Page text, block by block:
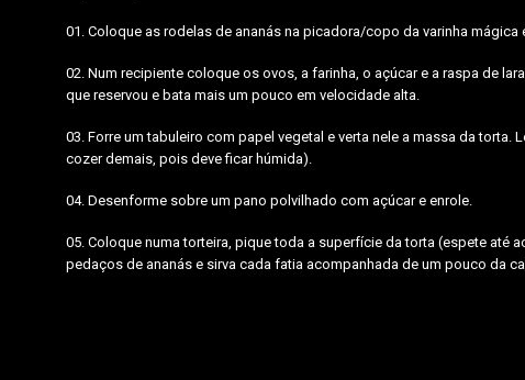
Coloque as rodelas de ananás na picadora/copo da varinha
Num recipiente coloque os ovos, a farinha, o açúcar e a raspa de
que reservou e bata mais um pouco em velocidade alta.
Forre um tabuleiro com papel vegetal e verta nele a massa da torta.
cozer demais, pois deve ficar húmida).
Desenforme sobre um pano polvilhado com açúcar e enrole.
Coloque numa torteira, pique toda a superfície da torta (espete até
pedaços de ananás e sirva cada fatia acompanhada de um pouco da